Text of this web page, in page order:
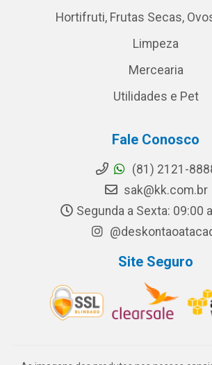
Hortifruti, Frutas Secas,
Limpeza
Mercearia
Utilidades e Pet
Fale Conosco
(81) 2121-
sak@kk.com.br
Segunda a Sexta: 09:00
Site Seguro